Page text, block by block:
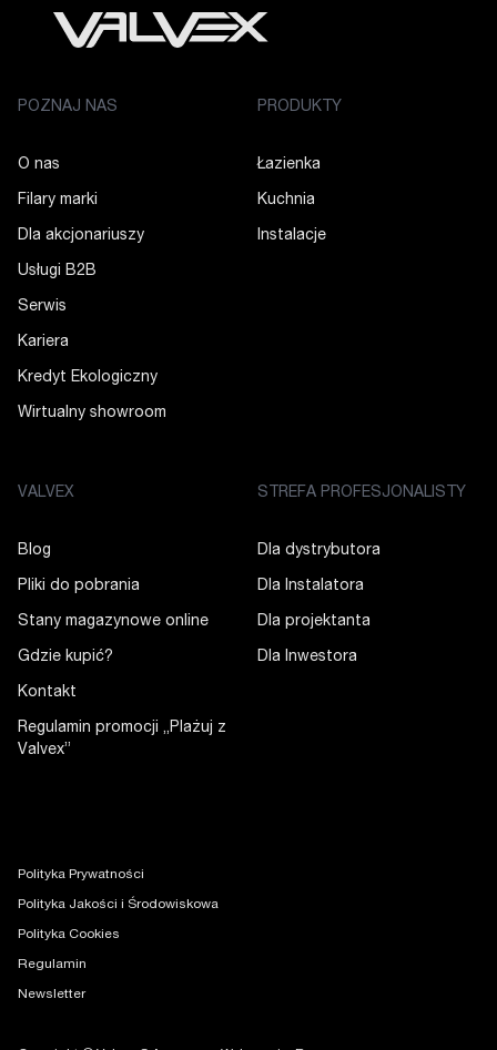
POZNAJ NAS
O nas
Filary marki
Dla akcjonariuszy
Usługi B2B
Serwis
Kariera
Kredyt Ekologiczny
Wirtualny showroom
PRODUKTY
Łazienka
Kuchnia
Instalacje
VALVEX
Blog
Pliki do pobrania
Stany magazynowe online
Gdzie kupić?
Kontakt
Regulamin promocji „Plażuj z
Valvex”
STREFA PROFESJONALISTY
Dla dystrybutora
Dla Instalatora
Dla projektanta
Dla Inwestora
Polityka Prywatności
Polityka Jakości i Środowiskowa
Polityka Cookies
Regulamin
Newsletter